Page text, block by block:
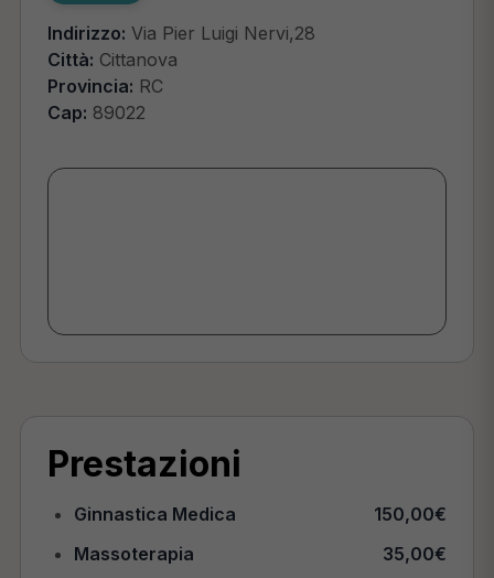
Indirizzo: Via Pier Luigi Nervi,28
Città: Cittanova
Provincia: RC
Cap: 89022
Prestazioni
Ginnastica Medica
150,00€
Massoterapia
35,00€